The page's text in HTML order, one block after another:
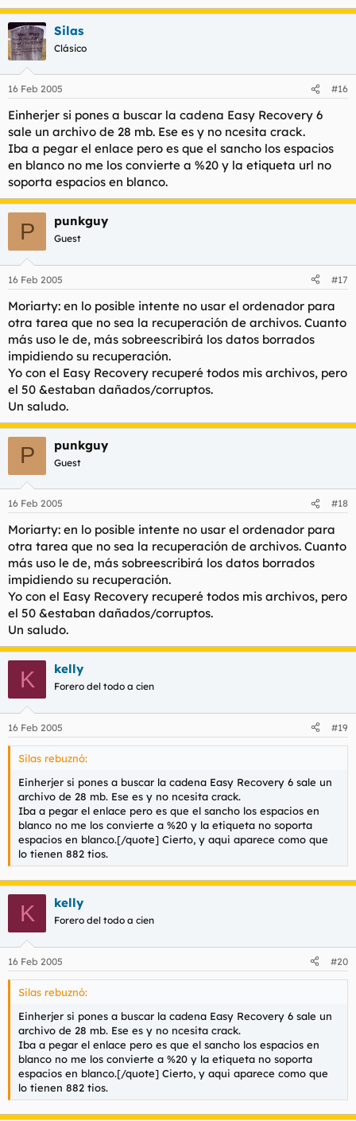
Silas
Clásico
16 Feb 2005 #16
Einherjer si pones a buscar la cadena Easy Recovery 6
sale un archivo de 28 mb. Ese es y no ncesita crack.
Iba a pegar el enlace pero es que el sancho los espacios
en blanco no me los convierte a %20 y la etiqueta url no
soporta espacios en blanco.
P punkguy
Guest
16 Feb 2005 #17
Moriarty: en lo posible intente no usar el ordenador para
otra tarea que no sea la recuperación de archivos. Cuanto
más uso le de, más sobreescribirá los datos borrados
impidiendo su recuperación.
Yo con el Easy Recovery recuperé todos mis archivos, pero
el 50 &estaban dañados/corruptos.
Un saludo.
P punkguy
Guest
16 Feb 2005 #18
Moriarty: en lo posible intente no usar el ordenador para
otra tarea que no sea la recuperación de archivos. Cuanto
más uso le de, más sobreescribirá los datos borrados
impidiendo su recuperación.
Yo con el Easy Recovery recuperé todos mis archivos, pero
el 50 &estaban dañados/corruptos.
Un saludo.
K kelly
Forero del todo a cien
16 Feb 2005 #19
Silas rebuznó:
Einherjer si pones a buscar la cadena Easy Recovery 6 sale un
archivo de 28 mb. Ese es y no ncesita crack.
Iba a pegar el enlace pero es que el sancho los espacios en
blanco no me los convierte a %20 y la etiqueta no soporta
espacios en blanco.[/quote] Cierto, y aqui aparece como que
lo tienen 882 tios.
K kelly
Forero del todo a cien
16 Feb 2005 #20
Silas rebuznó:
Einherjer si pones a buscar la cadena Easy Recovery 6 sale un
archivo de 28 mb. Ese es y no ncesita crack.
Iba a pegar el enlace pero es que el sancho los espacios en
blanco no me los convierte a %20 y la etiqueta no soporta
espacios en blanco.[/quote] Cierto, y aqui aparece como que
lo tienen 882 tios.